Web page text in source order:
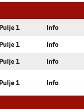
Pulje 1 Info
Pulje 1 Info
Pulje 1 Info
Pulje 1 Info